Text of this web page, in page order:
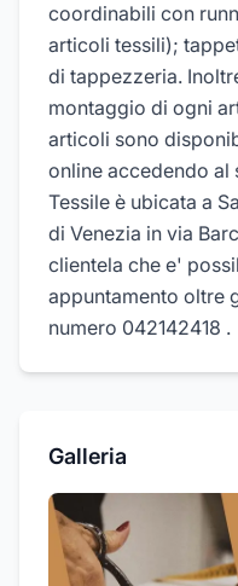
coordinabili con
articoli tessili);
di tappezzeria.
montaggio di ogni
articoli sono
online accedendo al
Tessile è ubicata a
di Venezia in via
clientela che e'
appuntamento oltre
numero 042142418 .
Galleria